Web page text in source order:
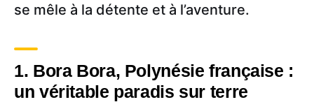
se mêle à la détente et à l’aventure.
1. Bora Bora, Polynésie française :
un véritable paradis sur terre